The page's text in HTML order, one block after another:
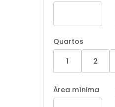
Quartos
1
2
Área mínima